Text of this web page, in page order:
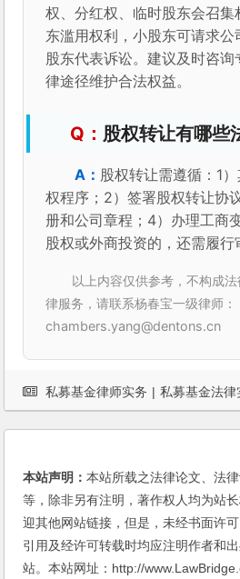
权、分红权、临时股东会召集
东滥用权利，小股东可请求公
股东代表诉讼。建议及时咨
律途径维护合法权益。
股权转让有哪些
股权转让需遵循：1
权程序；2）签署股权转让协
册和公司章程；4）办理工商
股权或外商投资的，还需履行
以上内容仅供参考，不构成
律服务，请联系杨春宝一级律师：
chambers.yang@dentons.cn
私募基金律师实务 | 私募基金法律
本站声明：本站所载之法律论文、法
等，除非另有注明，著作权人均为站
迎其他网站链接，但是，未经书面许
引用及经许可转载时均应注明作者和
站。本站网址：http://